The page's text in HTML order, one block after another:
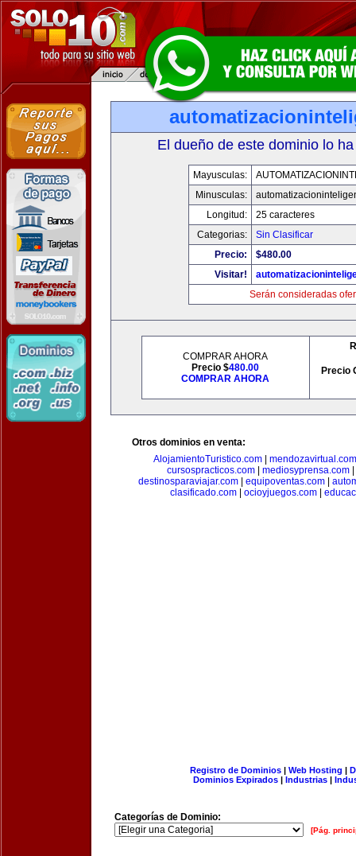
El dueño de este dominio lo
Mayusculas:
Minusculas:
Longitud:
25 caracteres
Categorias:
Sin Clasificar
Precio:
$480.00
Visitar!
Serán consideradas
COMPRAR AHORA
Precio $480.00
COMPRAR AHORA
Precio
Otros dominios en venta:
AlojamientoTuristico.com
mendozavirtual.com
cursospracticos.com| mediosyprensa.com|
destinosparaviajar.com
equipoventas.com
clasificado.com
ocioyjuegos.com
Registro de Dominios| Web Hosting |
Dominios Expirados | Industrias |
Categorías de Dominio:
[Pág.